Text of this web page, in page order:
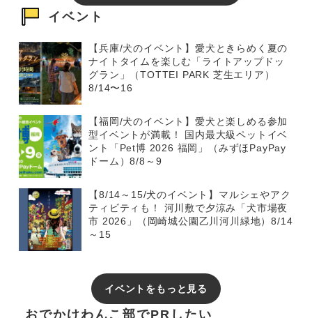
イベント
【兵庫/犬のイベント】愛犬ときらめく夏の
ナイトタイムを楽しむ「ライトアップドッ
グラン」（TOTTEI PARK 芝生エリア）
8/14〜16
【福岡/犬のイベント】愛犬と楽しめる参加
型イベントが満載！ 国内最大級ペットイベ
ント「Pet博 2026 福岡」（みずほPayPay
ドーム）8/8～9
【8/14～15/犬のイベント】マルシェやアク
ティビティも！ 河川敷で夕涼み「犬市場夜
市 2026」（岡崎城公園乙川河川緑地）8/14
～15
イベントをもっと見る
おでかけわんこ部でPRしたい